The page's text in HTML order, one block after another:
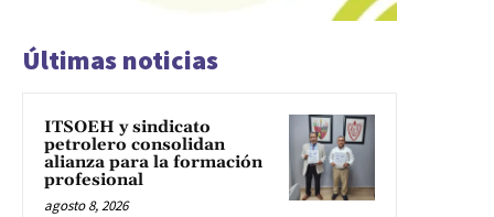
Últimas noticias
ITSOEH y sindicato
petrolero consolidan
alianza para la formación
profesional
agosto 8, 2026